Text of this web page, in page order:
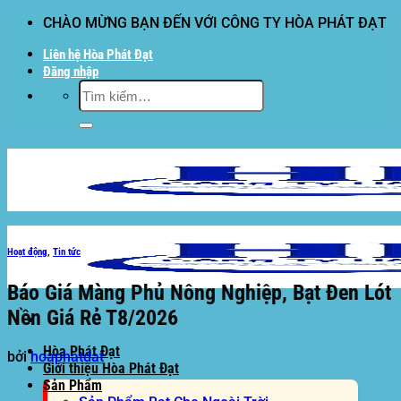
dung
CHÀO MỪNG BẠN ĐẾN VỚI CÔNG TY HÒA PHÁT ĐẠT
Liên hệ Hòa Phát Đạt
Đăng nhập
Tìm
kiếm:
Hòa Phát Đạt
Giới thiệu Hòa Phát Đạt
Sản Phẩm
Hoạt động, Tin tức
Báo Giá Màng Phủ Nông Nghiệp, Bạt Đen Lót
Nền Giá Rẻ T8/2026
bởihoaphatdat